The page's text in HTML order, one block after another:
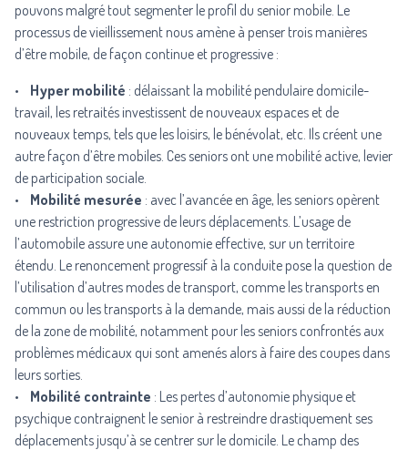
pouvons malgré tout segmenter le profil du senior mobile. Le
processus de vieillissement nous amène à penser trois manières
d’être mobile, de façon continue et progressive :
• Hyper mobilité : délaissant la mobilité pendulaire domicile-
travail, les retraités investissent de nouveaux espaces et de
nouveaux temps, tels que les loisirs, le bénévolat, etc. Ils créent une
autre façon d’être mobiles. Ces seniors ont une mobilité active, levier
de participation sociale.
• Mobilité mesurée : avec l’avancée en âge, les seniors opèrent
une restriction progressive de leurs déplacements. L’usage de
l’automobile assure une autonomie effective, sur un territoire
étendu. Le renoncement progressif à la conduite pose la question de
l’utilisation d’autres modes de transport, comme les transports en
commun ou les transports à la demande, mais aussi de la réduction
de la zone de mobilité, notamment pour les seniors confrontés aux
problèmes médicaux qui sont amenés alors à faire des coupes dans
leurs sorties.
• Mobilité contrainte : Les pertes d’autonomie physique et
psychique contraignent le senior à restreindre drastiquement ses
déplacements jusqu’à se centrer sur le domicile. Le champ des